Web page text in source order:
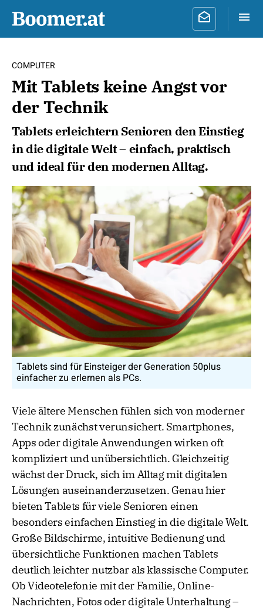
COMPUTER
Mit Tablets keine Angst vor
der Technik
Tablets erleichtern Senioren den Einstieg
in die digitale Welt – einfach, praktisch
und ideal für den modernen Alltag.
Tablets sind für Einsteiger der Generation 50plus
einfacher zu erlernen als PCs.
Viele ältere Menschen fühlen sich von moderner
Technik zunächst verunsichert. Smartphones,
Apps oder digitale Anwendungen wirken oft
kompliziert und unübersichtlich. Gleichzeitig
wächst der Druck, sich im Alltag mit digitalen
Lösungen auseinanderzusetzen. Genau hier
bieten Tablets für viele Senioren einen
besonders einfachen Einstieg in die digitale Welt.
Große Bildschirme, intuitive Bedienung und
übersichtliche Funktionen machen Tablets
deutlich leichter nutzbar als klassische Computer.
Ob Videotelefonie mit der Familie, Online-
Nachrichten, Fotos oder digitale Unterhaltung –